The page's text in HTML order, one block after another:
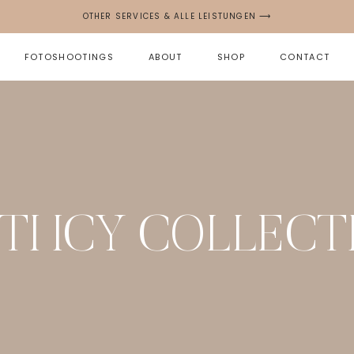
OTHER SERVICES & ALLE LEISTUNGEN ⟶
FOTOSHOOTINGS ABOUT SHOP CONTACT
ICY